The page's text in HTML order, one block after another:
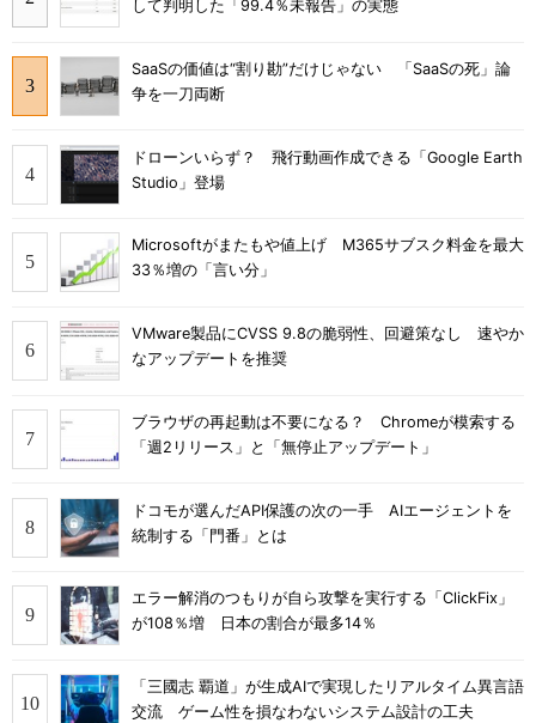
して判明した「99.4％未報告」の実態
SaaSの価値は“割り勘”だけじゃない 「SaaSの死」論
争を一刀両断
ドローンいらず？ 飛行動画作成できる「Google Earth
Studio」登場
Microsoftがまたもや値上げ M365サブスク料金を最大
33％増の「言い分」
VMware製品にCVSS 9.8の脆弱性、回避策なし 速やか
なアップデートを推奨
ブラウザの再起動は不要になる？ Chromeが模索する
「週2リリース」と「無停止アップデート」
ドコモが選んだAPI保護の次の一手 AIエージェントを
統制する「門番」とは
エラー解消のつもりが自ら攻撃を実行する「ClickFix」
が108％増 日本の割合が最多14％
「三國志 覇道」が生成AIで実現したリアルタイム異言語
交流 ゲーム性を損なわないシステム設計の工夫